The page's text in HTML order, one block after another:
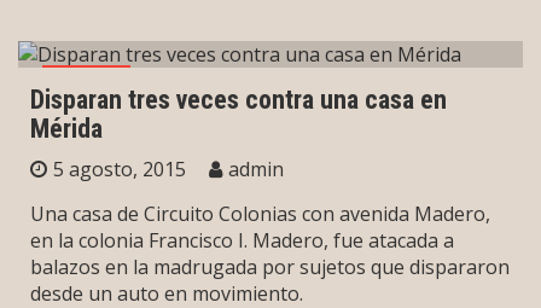
Disparan tres veces contra una casa en
Mérida
5 agosto, 2015
admin
Una casa de Circuito Colonias con avenida Madero,
en la colonia Francisco I. Madero, fue atacada a
balazos en la madrugada por sujetos que dispararon
desde un auto en movimiento.